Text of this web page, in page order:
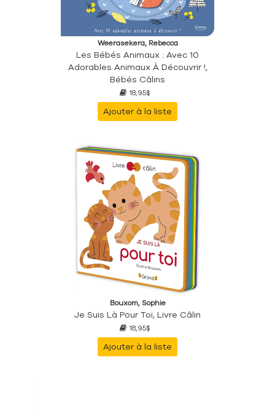
Weerasekera, Rebecca
Les Bébés Animaux : Avec 10
Adorables Animaux À Découvrir !,
Bébés Câlins
18,95$
Ajouter à la liste
Bouxom, Sophie
Je Suis Là Pour Toi, Livre Câlin
18,95$
Ajouter à la liste